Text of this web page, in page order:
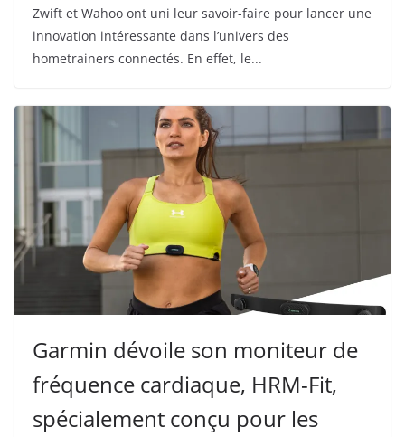
Zwift et Wahoo ont uni leur savoir-faire pour lancer une
innovation intéressante dans l’univers des
hometrainers connectés. En effet, le
Garmin dévoile son moniteur de
fréquence cardiaque, HRM-Fit,
spécialement conçu pour les